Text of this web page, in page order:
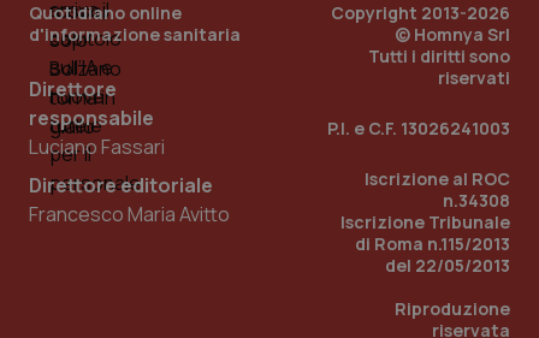
Quotidiano online
d'informazione sanitaria
Direttore
responsabile
Luciano Fassari
Direttore editoriale
Francesco Maria Avitto
Copyright 2013-2026
© Homnya Srl
Tutti i diritti sono
riservati
P.I. e C.F. 13026241003
Iscrizione al ROC
n.34308
Iscrizione Tribunale
di Roma n.115/2013
del 22/05/2013
Riproduzione
riservata
_ga_KM60CM4NPH